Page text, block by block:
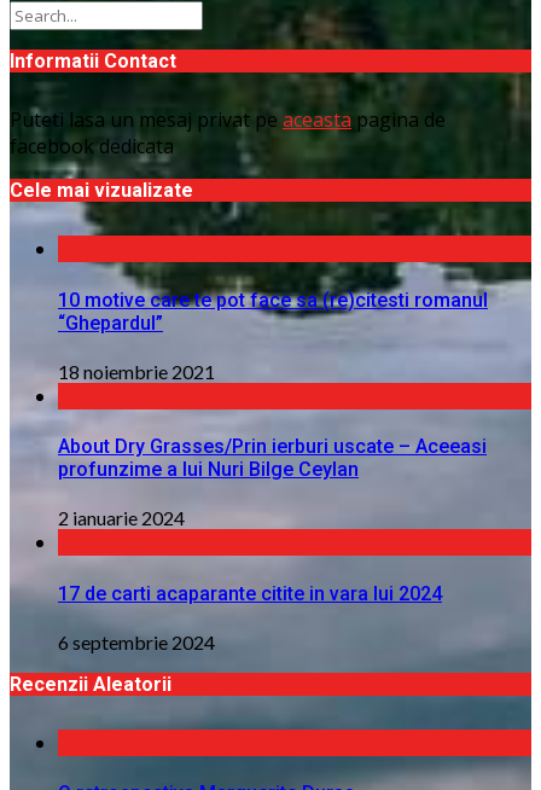
Informatii Contact
Puteti lasa un mesaj privat pe aceasta pagina de
facebook dedicata
Cele mai vizualizate
10 motive care te pot face sa (re)citesti romanul
“Ghepardul”
18 noiembrie 2021
About Dry Grasses/Prin ierburi uscate – Aceeasi
profunzime a lui Nuri Bilge Ceylan
2 ianuarie 2024
17 de carti acaparante citite in vara lui 2024
6 septembrie 2024
Recenzii Aleatorii